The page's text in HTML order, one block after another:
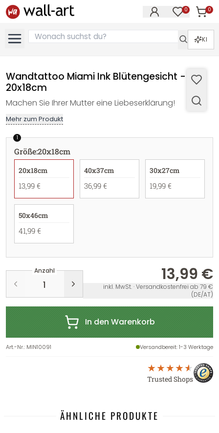
0 0
KI
Wandtattoo Miami Ink Blütengesicht -
20x18cm
Machen Sie Ihrer Mutter eine Liebeserklärung!
Mehr zum Produkt
1
Größe:20x18cm
20x18cm
13,99 €
40x37cm
36,99 €
30x27cm
19,99 €
50x46cm
41,99 €
Anzahl 13,99 €
inkl. MwSt. · Versandkostenfrei ab 79 €
(DE/AT)
In den Warenkorb
Art.-Nr.: MIN10091 Versandbereit: 1-3 Werktage
Trusted Shops
ÄHNLICHE PRODUKTE